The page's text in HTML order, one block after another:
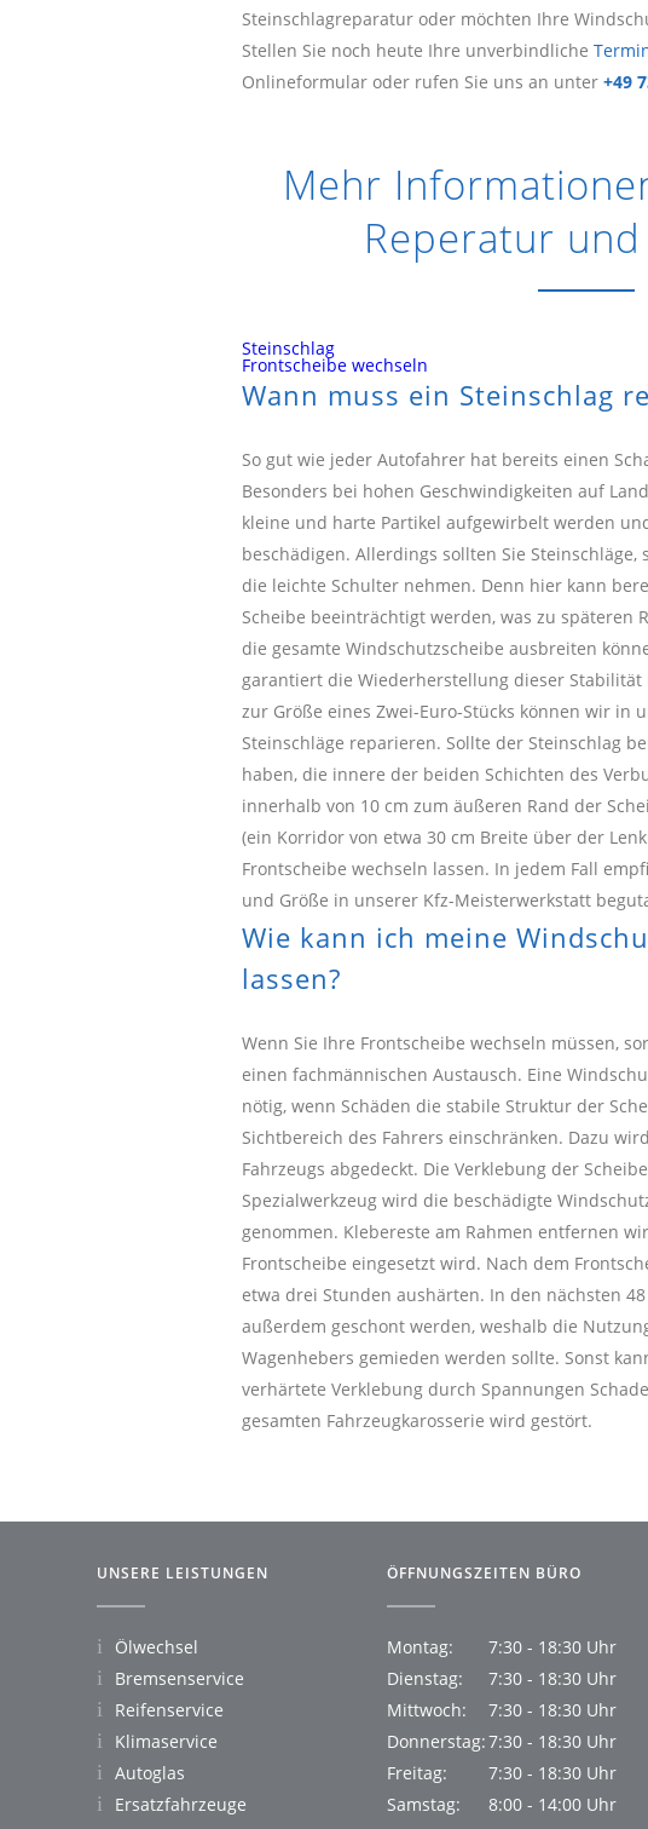
Steinschlagreparatur oder möchten Ihre
Stellen Sie noch heute Ihre unverbindliche
Onlineformular oder rufen Sie uns an unter +49
Mehr
Reperatur und
Steinschlag
Frontscheibe wechseln
Wann muss ein Steinschlag
So gut wie jeder Autofahrer hat bereits einen
Besonders bei hohen Geschwindigkeiten auf
kleine und harte Partikel aufgewirbelt werden
beschädigen. Allerdings sollten Sie
die leichte Schulter nehmen. Denn hier kann
Scheibe beeinträchtigt werden, was zu späteren
die gesamte Windschutzscheibe ausbreiten
garantiert die Wiederherstellung dieser Stabilität
zur Größe eines Zwei-Euro-Stücks können wir in
Steinschläge reparieren. Sollte der Steinschlag
haben, die innere der beiden Schichten des
innerhalb von 10 cm zum äußeren Rand der
(ein Korridor von etwa 30 cm Breite über der
Frontscheibe wechseln lassen. In jedem Fall
und Größe in unserer Kfz-Meisterwerkstatt
Wie kann ich meine
lassen?
Wenn Sie Ihre Frontscheibe wechseln müssen,
einen fachmännischen Austausch. Eine
nötig, wenn Schäden die stabile Struktur der
Sichtbereich des Fahrers einschränken. Dazu
Fahrzeugs abgedeckt. Die Verklebung der
Spezialwerkzeug wird die beschädigte
genommen. Klebereste am Rahmen entfernen
Frontscheibe eingesetzt wird. Nach dem
etwa drei Stunden aushärten. In den nächsten
außerdem geschont werden, weshalb die
Wagenhebers gemieden werden sollte. Sonst
verhärtete Verklebung durch Spannungen
gesamten Fahrzeugkarosserie wird gestört.
UNSERE LEISTUNGEN
Ölwechsel
Bremsenservice
Reifenservice
Klimaservice
Autoglas
Ersatzfahrzeuge
ÖFFNUNGSZEITEN BÜRO
Montag:
7:30 - 18:30 Uhr
Dienstag:
7:30 - 18:30 Uhr
Mittwoch:
7:30 - 18:30 Uhr
Donnerstag:7:30 - 18:30 Uhr
Freitag:
7:30 - 18:30 Uhr
Samstag:
8:00 - 14:00 Uhr